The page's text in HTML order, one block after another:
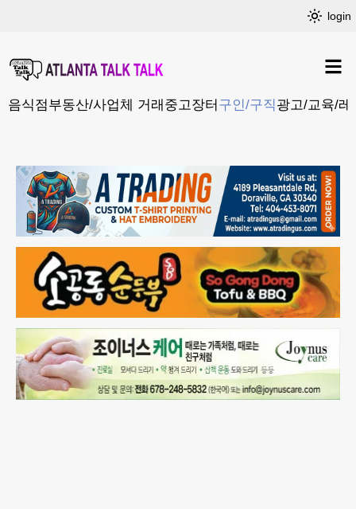
login
음식점부동산/사업체 거래 중고장터 구인/구직광고/교육/레